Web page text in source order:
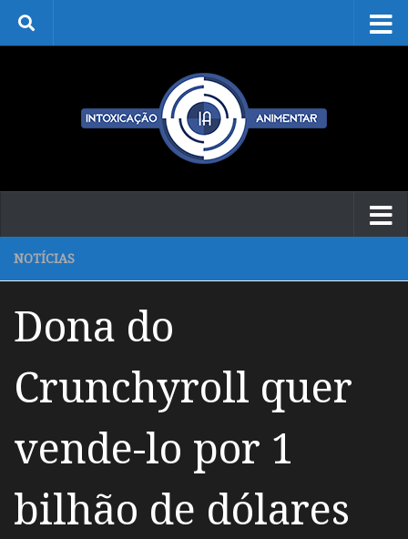
Skip to content
NOTÍCIAS
Dona do
Crunchyroll quer
vende-lo por 1
bilhão de dólares